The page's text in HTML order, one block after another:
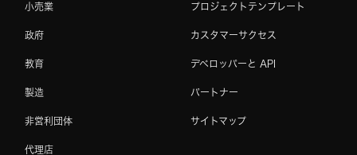
小売業
政府
教育
製造
非営利団体
代理店
プロジェクトテンプレート
カスタマーサクセス
デベロッパーと API
パートナー
サイトマップ